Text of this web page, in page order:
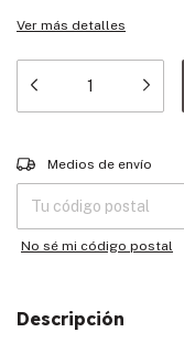
Ver más detalles
Entregas para el CP:
Medios de envío
No sé mi código postal
Descripción